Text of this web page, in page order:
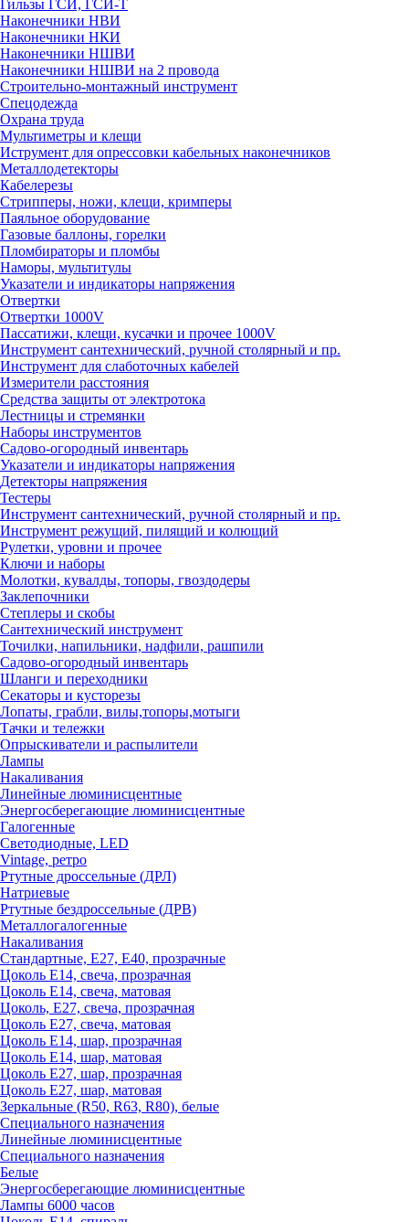
Гильзы ГСИ, ГСИ-Т
Наконечники НВИ
Наконечники НКИ
Наконечники НШВИ
Наконечники НШВИ на 2 провода
Строительно-монтажный инструмент
Спецодежда
Охрана труда
Мультиметры и клещи
Иструмент для опрессовки кабельных наконечников
Металлодетекторы
Кабелерезы
Стрипперы, ножи, клещи, кримперы
Паяльное оборудование
Газовые баллоны, горелки
Пломбираторы и пломбы
Наморы, мультитулы
Указатели и индикаторы напряжения
Отвертки
Отвертки 1000V
Пассатижи, клещи, кусачки и прочее 1000V
Инструмент сантехнический, ручной столярный и пр.
Инструмент для слаботочных кабелей
Измерители расстояния
Средства защиты от электротока
Лестницы и стремянки
Наборы инструментов
Садово-огородный инвентарь
Указатели и индикаторы напряжения
Детекторы напряжения
Тестеры
Инструмент сантехнический, ручной столярный и пр.
Инструмент режущий, пилящий и колющий
Рулетки, уровни и прочее
Ключи и наборы
Молотки, кувалды, топоры, гвоздодеры
Заклепочники
Степлеры и скобы
Сантехнический инструмент
Точилки, напильники, надфили, рашпили
Садово-огородный инвентарь
Шланги и переходники
Секаторы и кусторезы
Лопаты, грабли, вилы,топоры,мотыги
Тачки и тележки
Опрыскиватели и распылители
Лампы
Накаливания
Линейные люминисцентные
Энергосберегающие люминисцентные
Галогенные
Светодиодные, LED
Vintage, ретро
Ртутные дроссельные (ДРЛ)
Натриевые
Ртутные бездроссельные (ДРВ)
Металлогалогенные
Накаливания
Стандартные, Е27, Е40, прозрачные
Цоколь Е14, свеча, прозрачная
Цоколь Е14, свеча, матовая
Цоколь, Е27, свеча, прозрачная
Цоколь Е27, свеча, матовая
Цоколь Е14, шар, прозрачная
Цоколь Е14, шар, матовая
Цоколь Е27, шар, прозрачная
Цоколь Е27, шар, матовая
Зеркальные (R50, R63, R80), белые
Специального назначения
Линейные люминисцентные
Специального назначения
Белые
Энергосберегающие люминисцентные
Лампы 6000 часов